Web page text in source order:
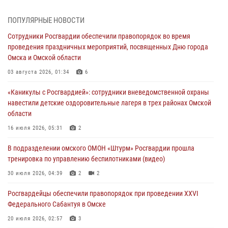
тренировка по управлению беспилотниками (видео)
30 июля 2026, 04:39 2
Росгвардия обеспечила безопасность уникального передвижного
29 июля 2026, 01:49
Росгвардейцы приняли участие в крестном ходе в День крещения
Руси в Омске
При содействии спецназа Росгвардии пресечены нарушения
миграционного законодательства в Омске (видео)
ПОПУЛЯРНЫЕ НОВОСТИ
Сотрудники Росгвардии обеспечили правопорядок во время
проведения праздничных мероприятий, посвященных Дню города
Омска и Омской области
03 августа 2026, 01:34 6
«Каникулы с Росгвардией»: сотрудники вневедомственной охраны
навестили детские оздоровительные лагеря в трех районах Омской
области
16 июля 2026, 05:31 2
В подразделении омского ОМОН «Штурм» Росгвардии прошла
тренировка по управлению беспилотниками (видео)
30 июля 2026, 04:39 2 2
Росгвардейцы обеcпечили правопорядок при проведении XXVI
Федерального Сабантуя в Омске
20 июля 2026, 02:57 3